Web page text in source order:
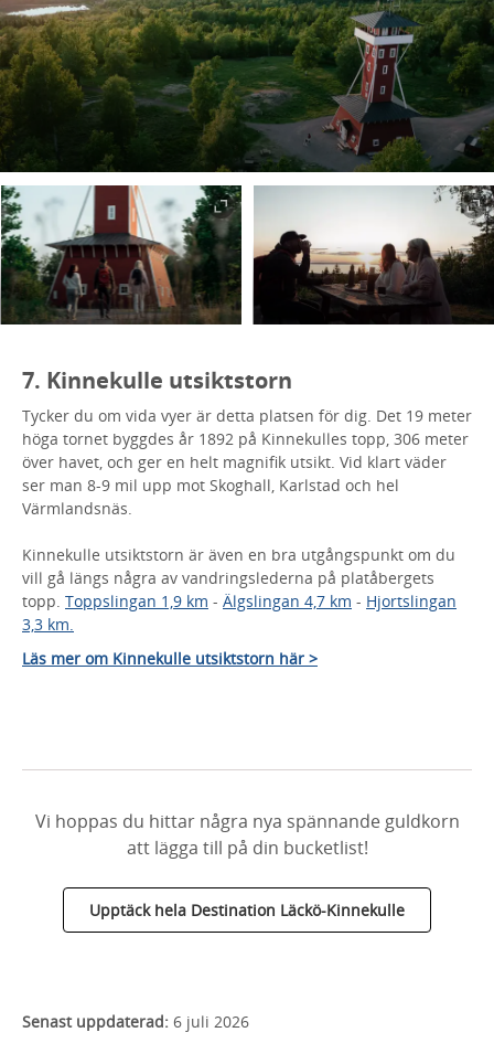
7. Kinnekulle utsiktstorn
Tycker du om vida vyer är detta platsen för dig. Det 19 meter
höga tornet byggdes år 1892 på Kinnekulles topp, 306 meter
över havet, och ger en helt magnifik utsikt. Vid klart väder
ser man 8-9 mil upp mot Skoghall, Karlstad och hel
Värmlandsnäs.
Kinnekulle utsiktstorn är även en bra utgångspunkt om du
vill gå längs några av vandringslederna på platåbergets
topp. Toppslingan 1,9 km - Älgslingan 4,7 km - Hjortslingan
3,3 km.
Läs mer om Kinnekulle utsiktstorn här >
Vi hoppas du hittar några nya spännande guldkorn
att lägga till på din bucketlist!
Upptäck hela Destination Läckö-Kinnekulle
Senast uppdaterad: 6 juli 2026